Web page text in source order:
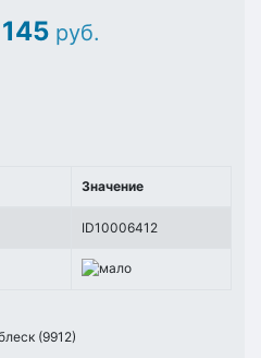
145 руб.
Значение
ID10006412
(9912)